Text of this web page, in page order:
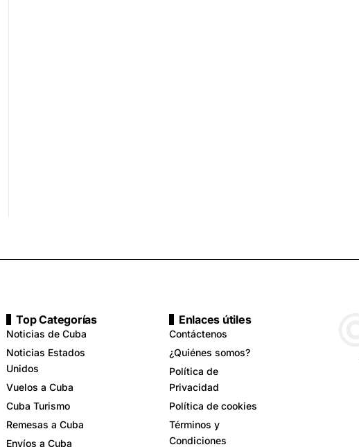
Top Categorías
Noticias de Cuba
Noticias Estados
Unidos
Vuelos a Cuba
Cuba Turismo
Remesas a Cuba
Envíos a Cuba
Enlaces útiles
Contáctenos
¿Quiénes somos?
Política de
Privacidad
Política de cookies
Términos y
Condiciones